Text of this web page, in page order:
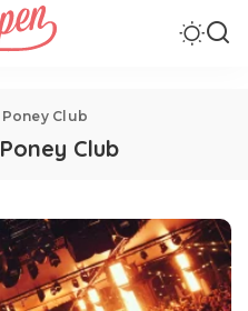
Poney Club
Poney Club